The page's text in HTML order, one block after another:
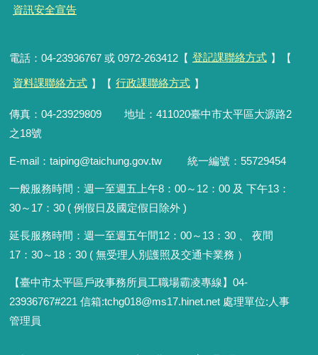
資訊安全宣告
電話：04-23936767 或 0972-263412【 登記課聯絡方式 】【
資料課聯絡方式 】【 行政課聯絡方式 】
傳真：04-23929809 地址：411020臺中市太平區大源路2
之18號
E-mail：taiping@taichung.gov.tw 統一編號：55729454
一般服務時間： 週一至週五上午8：00～12：00 及 下午13：
30～17：30 ( 例假日及國定假日除外 )
延長服務時間：週一至週五午間12：00～ 13：30 、 夜間
17：30～ 18：30 ( 無受理人別護照及交通卡業務 ）
【臺中市太平區戶政事務所員工職場霸凌專線】04-
23936767#221 信箱:tchg018@ms17.hinet.net 處理單位:人事
管理員